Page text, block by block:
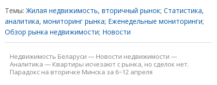
Темы: Жилая недвижимость, вторичный рынок; Статистика,
аналитика, мониторинг рынка; Еженедельные мониторинги;
Обзор рынка недвижимости; Новости
Недвижимость Беларуси — Новости недвижимости —
Аналитика — Квартиры исчезают с рынка, но сделок нет.
Парадокс на вторичке Минска за 6−12 апреля